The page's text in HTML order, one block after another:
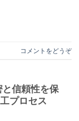
コメントをどうぞ
信頼性を保
プロセス